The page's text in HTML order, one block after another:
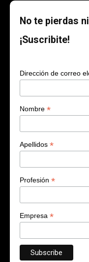
No te pierdas
¡Suscribite!
Dirección de correo
Nombre *
Apellidos *
Profesión *
Empresa *